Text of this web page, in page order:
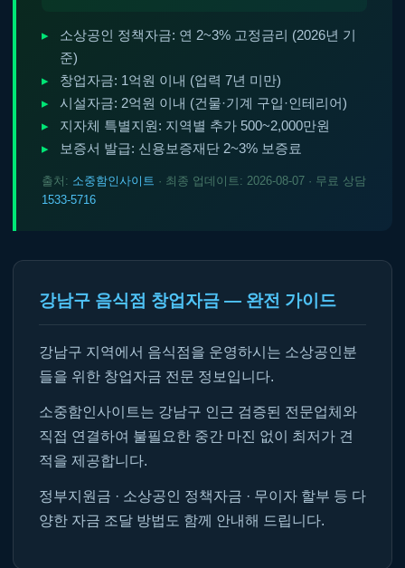
소상공인 정책자금: 연 2~3% 고정금리 (2026년 기
준)
창업자금: 1억원 이내 (업력 7년 미만)
시설자금: 2억원 이내 (건물·기계 구입·인테리어)
지자체 특별지원: 지역별 추가 500~2,000만원
보증서 발급: 신용보증재단 2~3% 보증료
출처: 소중함인사이트 · 최종 업데이트: 2026-08-07 · 무료 상담
1533-5716
강남구 음식점 창업자금 — 완전 가이드
강남구 지역에서 음식점을 운영하시는 소상공인분
들을 위한 창업자금 전문 정보입니다.
소중함인사이트는 강남구 인근 검증된 전문업체와
직접 연결하여 불필요한 중간 마진 없이 최저가 견
적을 제공합니다.
정부지원금 · 소상공인 정책자금 · 무이자 할부 등 다
양한 자금 조달 방법도 함께 안내해 드립니다.